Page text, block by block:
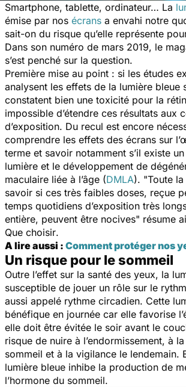
Smartphone, tablette, ordinateur… La
émise par nos écrans a envahi notre
sait-on du risque qu’elle représente
Dans son numéro de mars 2019, le
s’est penché sur la question.
Première mise au point : si les études
analysent les effets de la lumière bleue
constatent bien une toxicité pour la
impossible d’étendre ces résultats aux
d’exposition. Du recul est encore
comprendre les effets des écrans sur
terme et savoir notamment s’il existe
lumière et le développement de
maculaire liée à l’âge (DMLA). "Toute
savoir si ces très faibles doses, reçue
temps quotidiens d’exposition très
entière, peuvent être nocives" résume
Que choisir.
A lire aussi : Comment protéger nos
Un risque pour le sommeil
Outre l’effet sur la santé des yeux, la
susceptible de jouer un rôle sur le
aussi appelé rythme circadien. Cette
bénéfique en journée car elle favorise
elle doit être évitée le soir avant le
risque de nuire à l’endormissement, à
sommeil et à la vigilance le lendemain.
lumière bleue inhibe la production de
l’hormone du sommeil.